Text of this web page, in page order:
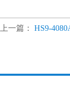
上一篇： HS9-